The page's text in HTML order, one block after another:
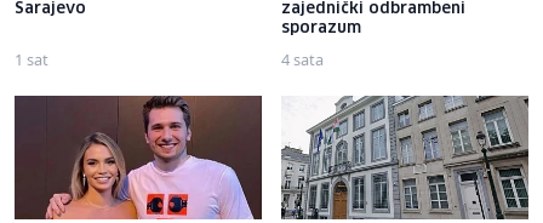
Sarajevo
1 sat
zajednički odbrambeni
sporazum
4 sata